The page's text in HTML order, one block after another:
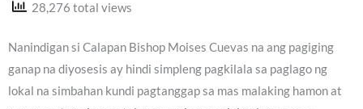
28,276 total views
Nanindigan si Calapan Bishop Moises Cuevas na ang pagiging
ganap na diyosesis ay hindi simpleng pagkilala sa paglago ng
lokal na simbahan kundi pagtanggap sa mas malaking hamon at